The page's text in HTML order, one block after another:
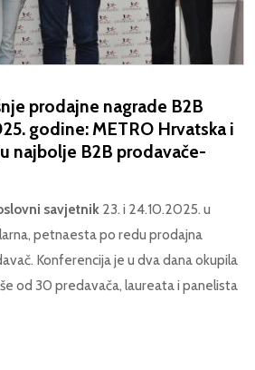
prodajne nagrade B2B
godine: METRO Hrvatska i
najbolje B2B prodavače-
savjetnik 23. i 24.10.2025. u
petnaesta po redu prodajna
Konferencija je u dva dana okupila
od 30 predavača, laureata i panelista